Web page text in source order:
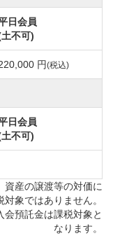
めながら自慢の
ナと水風呂完
癒します。
アメニティも充
日会員
不可)
円(税込)
日会員
不可)
産の譲渡等の対価に
象ではありません。
預託金は課税対象と
なります。